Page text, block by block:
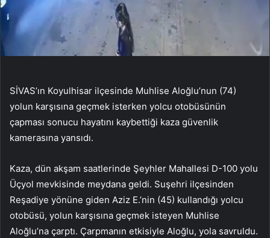
SİVAS’ın Koyulhisar ilçesinde Muhlise Aloğlu’nun (74)
yolun karşısına geçmek isterken yolcu otobüsünün
çapması sonucu hayatını kaybettiği kaza güvenlik
kamerasına yansıdı.
Kaza, dün akşam saatlerinde Şeyhler Mahallesi D-100 yolu
Üçyol mevkisinde meydana geldi. Suşehri ilçesinden
Reşadiye yönüne giden Aziz E.’nin (45) kullandığı yolcu
otobüsü, yolun karşısına geçmek isteyen Muhlise
Aloğlu’na çarptı. Çarpmanın etkisiyle Aloğlu, yola savruldu.